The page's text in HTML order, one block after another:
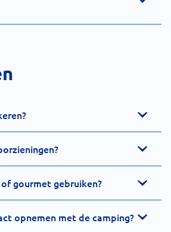
gourmet gebruiken?
opnemen met de camping?